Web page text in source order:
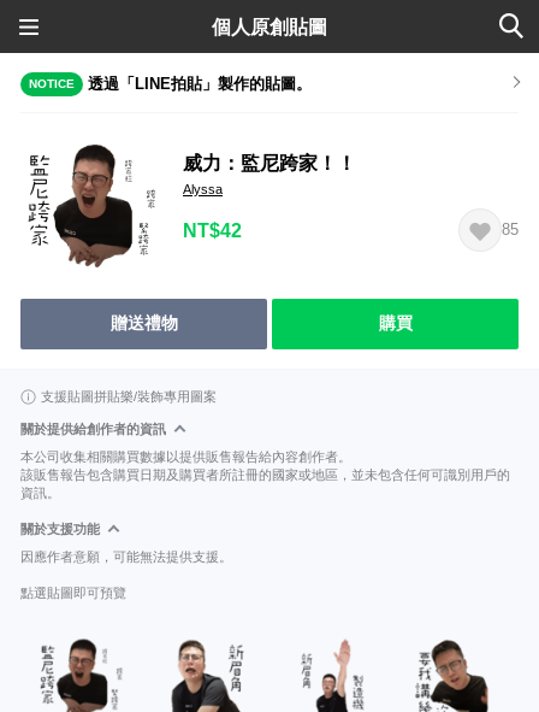
個人原創貼圖
NOTICE 透過「LINE拍貼」製作的貼圖。
威力：監尼跨家！！
Alyssa
NT$42 85
贈送禮物 購買
支援貼圖拼貼樂/裝飾專用圖案
關於提供給創作者的資訊
本公司收集相關購買數據以提供販售報告給內容創作者。
該販售報告包含購買日期及購買者所註冊的國家或地區，並未包含任何可識別用戶的
資訊。
關於支援功能
因應作者意願，可能無法提供支援。
點選貼圖即可預覽